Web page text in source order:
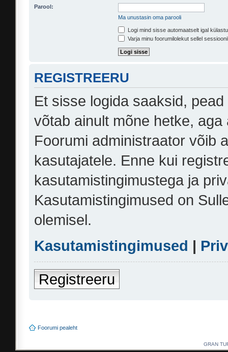
Parool:
Ma unustasin oma parooli
Logi mind sisse automaatselt igal
Varja minu foorumilolekut sellel sessioonil
REGISTREERU
Et sisse logida saaksid,
võtab ainult mõne hetke,
Foorumi administraator võib
kasutajatele. Enne kui
kasutamistingimustega ja
Kasutamistingimused on
olemisel.
Kasutamistingimused |
Registreeru
Foorumi pealeht
GRAN